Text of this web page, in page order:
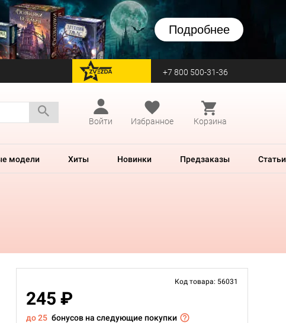
Подробнее
перейти на Zvezda +7 800 500-31-36
Войти
Избранное Корзина
модели Хиты Новинки Предзаказы Статьи
Код товара: 56031
245 ₽
до 25 бонусов на следующие покупки